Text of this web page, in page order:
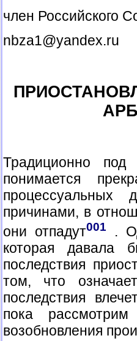
член Российского
nbza1@yandex.ru
Традиционно под
понимается
процессуальных
причинами, в
они отпадут001
.
которая давала
последствия
том, что
последствия
пока
возобновления